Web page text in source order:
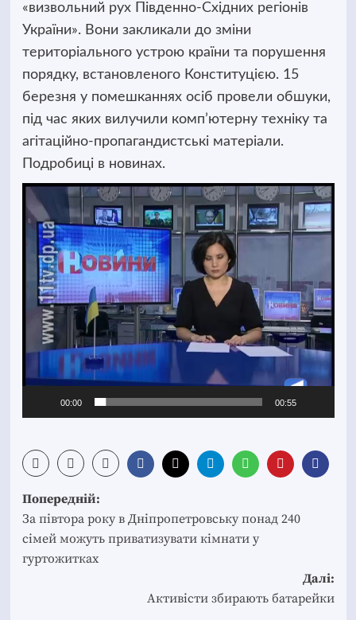
«визвольний рух Південно-Східних регіонів
України». Вони закликали до зміни
територіального устрою країни та порушення
порядку, встановленого Конституцією. 15
березня у помешканнях осіб провели обшуки,
під час яких вилучили комп’ютерну техніку та
агітаційно-пропагандистські матеріали.
Подробиці в новинах.
Відеопрогравач
00:00 00:55
Post
navigation
Попередній:
За півтора року в Дніпропетровську понад 240
сімей можуть приватизувати кімнати у
гуртожитках
Далі:
Активісти збирають батарейки